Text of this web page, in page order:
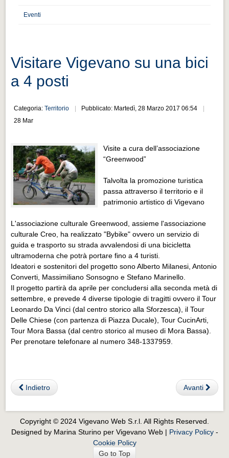
Cultura e turismo 4.0
Cultura e turismo 4.0
PROGETTI
Progetti Aperti
Progetti Realizzati
Progetti Realizzati
EVENTI
Eventi Vigevano
Eventi Vigevano
Eventi Pavia
Eventi Pavia
Eventi
Visitare Vigevano su una bici
a 4 posti
Categoria:Territorio
Pubblicato: Martedì, 28 Marzo 2017 06:54
28 Mar
Visite a cura dell’associazione
“Greenwood”
Talvolta la promozione turistica
passa attraverso il territorio e il
patrimonio artistico di Vigevano
L'associazione culturale Greenwood, assieme l'associazione
culturale Creo, ha realizzato "Bybike" ovvero un servizio di
guida e trasporto su strada avvalendosi di una bicicletta
ultramoderna che potrà portare fino a 4 turisti.
Ideatori e sostenitori del progetto sono Alberto Milanesi, Antonio
Converti, Massimiliano Sonsogno e Stefano Marinello.
Il progetto partirà da aprile per concludersi alla seconda metà di
settembre, e prevede 4 diverse tipologie di tragitti ovvero il Tour
Leonardo Da Vinci (dal centro storico alla Sforzesca), il Tour
Delle Chiese (con partenza di Piazza Ducale), Tour CucinArti,
Tour Mora Bassa (dal centro storico al museo di Mora Bassa).
Per prenotare telefonare al numero 348-1337959.
Indietro Avanti
Copyright © 2024 Vigevano Web S.r.l. All Rights Reserved.
Designed by Marina Sturino per Vigevano Web | Privacy Policy-
Cookie Policy
Go to Top